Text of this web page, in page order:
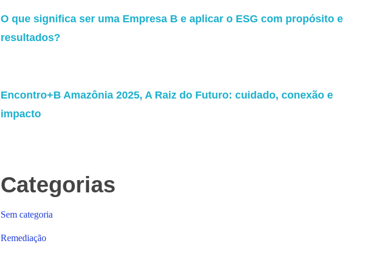
O que significa ser uma Empresa B e aplicar o ESG com propósito e
resultados?
Encontro+B Amazônia 2025, A Raiz do Futuro: cuidado, conexão e
impacto
Categorias
Sem categoria
Remediação